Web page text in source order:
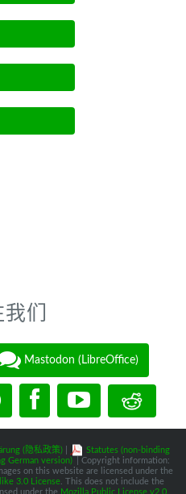
们
Mastodon (LibreOffice)
(隐私政策)|
Statutes (non-binding
German version)
| Copyright information:
on this website are licensed under the
3.0 License . This does not include the
under the Mozilla Public License v2.0